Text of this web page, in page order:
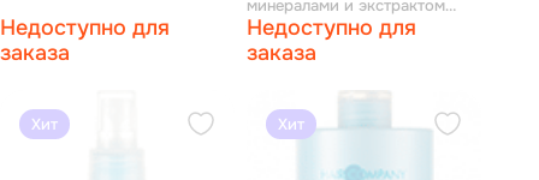
жемчуга 150 мл
Недоступно для
заказа
минералами и экстрактом
жемчуга 1000 мл
Недоступно для
заказа
Хит Хит